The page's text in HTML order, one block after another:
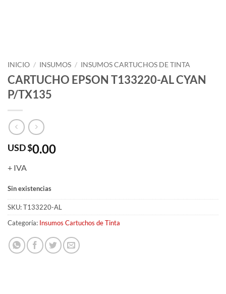
INICIO / INSUMOS / INSUMOS CARTUCHOS DE TINTA
CARTUCHO EPSON T133220-AL CYAN
P/TX135
USD $0.00
+ IVA
Sin existencias
SKU:T133220-AL
Categoría: Insumos Cartuchos de Tinta